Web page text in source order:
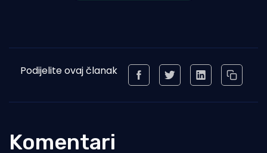
Podijelite ovaj članak
Komentari